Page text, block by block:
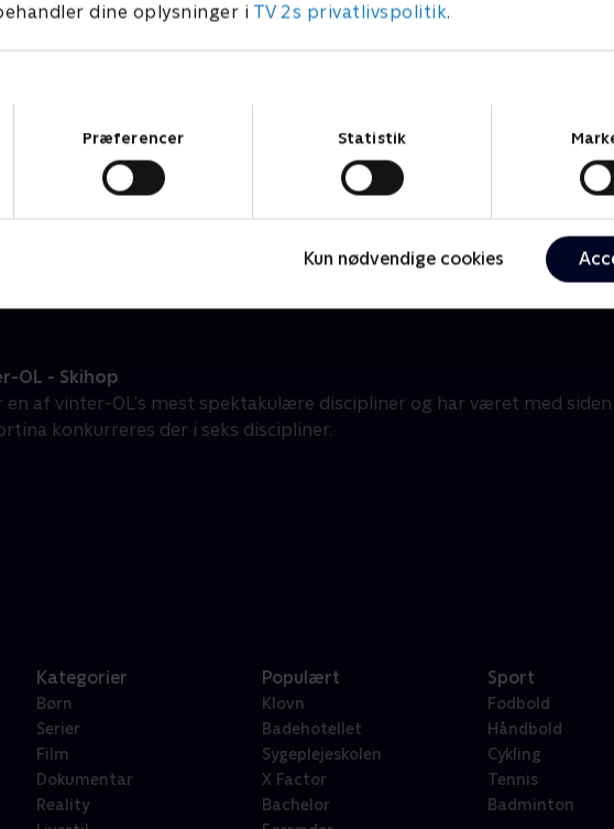
dine oplysninger i TV 2s privatlivspolitik.
Præferencer Statistik
Kun nødvendige cookies
OL - Skihop
en af vinter-OL’s mest spektakulære discipliner og har været med siden
konkurreres der i seks discipliner.
Kategorier
Børn
Serier
Film
Dokumentar
Reality
Populært
Klovn
Badehotellet
Sygeplejeskolen
X Factor
Bachelor
Sport
Fodbold
Håndbold
Cykling
Tennis
Badminton